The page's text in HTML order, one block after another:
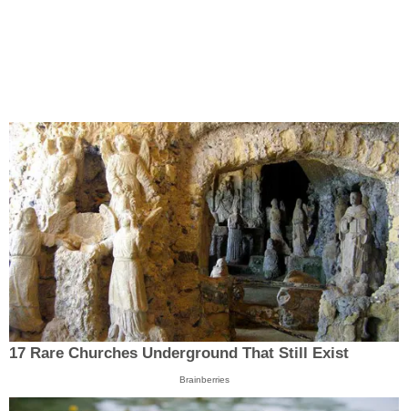
17 Rare Churches Underground That Still Exist
Brainberries